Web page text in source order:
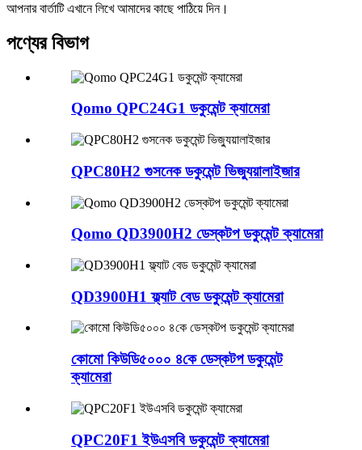
আপনার বার্তাটি এখানে লিখে আমাদের কাছে পাঠিয়ে দিন।
পণ্যের বিভাগ
Qomo QPC24G1 ডকুমেন্ট ক্যামেরা
QPC80H2 গুসনেক ডকুমেন্ট ভিজ্যুয়ালাইজার
Qomo QD3900H2 ডেস্কটপ ডকুমেন্ট ক্যামেরা
QD3900H1 ফ্ল্যাট বেড ডকুমেন্ট ক্যামেরা
কোমো কিউডি৫০০০ ৪কে ডেস্কটপ ডকুমেন্ট
ক্যামেরা
QPC20F1 ইউএসবি ডকুমেন্ট ক্যামেরা